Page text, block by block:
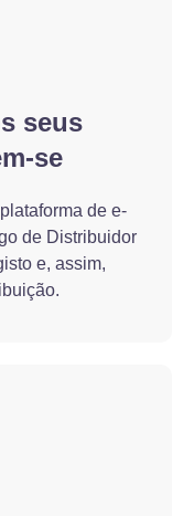
seus
se
de e-
de Distribuidor
e, assim,